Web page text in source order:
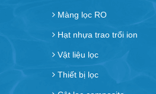
Màng lọc RO
Hạt nhựa trao trổi ion
Vật liệu lọc
Thiết bị lọc